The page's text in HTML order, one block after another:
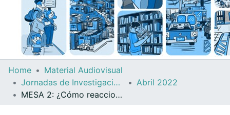
Communities
Collections
Home
Material Audiovisual
Jornadas de Investigación del IIS
Abril 2022
MESA 2: ¿Cómo reaccionó América Latina a la pandemia de la Covid-19 en política social?